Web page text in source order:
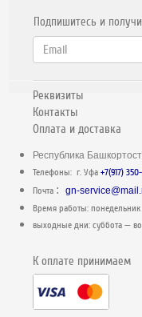
Подпишитесь и
Реквизиты
Контакты
Оплата и доставка
Республика
Телефоны: г. Уфа+7(917)
Почта :gn-
Время работы:
выходные дни: суббота —
К оплате принимаем